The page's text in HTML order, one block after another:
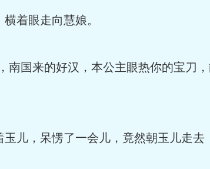
着眼走向慧娘。
国来的好汉，本公主眼热你的宝刀，
，呆愣了一会儿，竟然朝玉儿走去